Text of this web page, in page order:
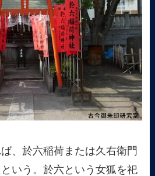
、於六稲荷または久右衛門
いう。於六という女狐を祀